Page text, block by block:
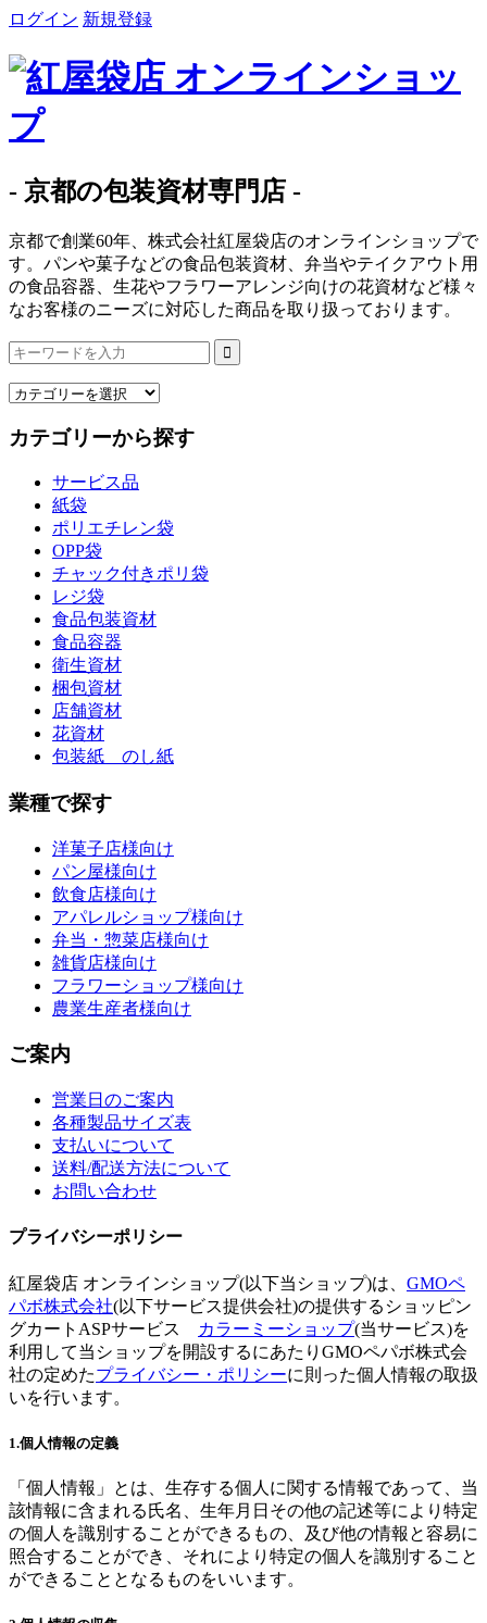
ログイン 新規登録
- 京都の包装資材専門店 -
京都で創業60年、株式会社紅屋袋店のオンラインショップで
す。パンや菓子などの食品包装資材、弁当やテイクアウト用
の食品容器、生花やフラワーアレンジ向けの花資材など様々
なお客様のニーズに対応した商品を取り扱っております。
カテゴリーから探す
サービス品
紙袋
ポリエチレン袋
OPP袋
チャック付きポリ袋
レジ袋
食品包装資材
食品容器
衛生資材
梱包資材
店舗資材
花資材
包装紙 のし紙
業種で探す
洋菓子店様向け
パン屋様向け
飲食店様向け
アパレルショップ様向け
弁当・惣菜店様向け
雑貨店様向け
フラワーショップ様向け
農業生産者様向け
ご案内
営業日のご案内
各種製品サイズ表
支払いについて
送料/配送方法について
お問い合わせ
プライバシーポリシー
紅屋袋店 オンラインショップ(以下当ショップ)は、 GMOペ
パボ株式会社(以下サービス提供会社)の提供するショッピン
グカートASPサービス
カラーミーショップ(当サービス)を
利用して当ショップを開設するにあたりGMOペパボ株式会
社の定めたプライバシー・ポリシーに則った個人情報の取扱
いを行います。
1.個人情報の定義
「個人情報」とは、生存する個人に関する情報であって、当
該情報に含まれる氏名、生年月日その他の記述等により特定
の個人を識別することができるもの、及び他の情報と容易に
照合することができ、それにより特定の個人を識別すること
ができることとなるものをいいます。